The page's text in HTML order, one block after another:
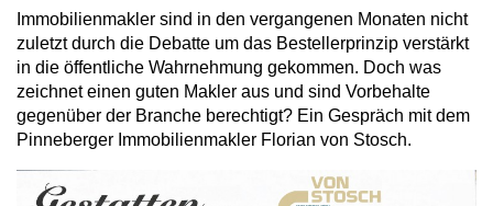
Immobilienmakler sind in den vergangenen Monaten nicht
zuletzt durch die Debatte um das Bestellerprinzip verstärkt
in die öffentliche Wahrnehmung gekommen. Doch was
zeichnet einen guten Makler aus und sind Vorbehalte
gegenüber der Bran­che berechtigt? Ein Gespräch mit dem
Pinneberger Immobilien­makler Florian von Stosch.